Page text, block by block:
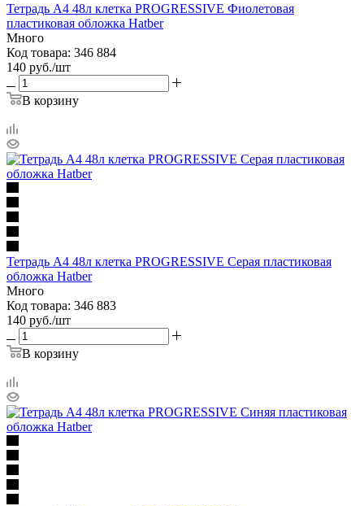
Тетрадь А4 48л клетка PROGRESSIVE Фиолетовая
пластиковая обложка Hatber
Много
Код товара: 346 884
140 руб./шт
В корзину
Тетрадь А4 48л клетка PROGRESSIVE Серая пластиковая
обложка Hatber
Много
Код товара: 346 883
140 руб./шт
В корзину